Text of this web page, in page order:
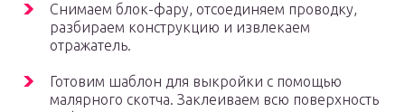
Снимаем блок-фару, отсоединяем проводку,
разбираем конструкцию и извлекаем
отражатель.
Готовим шаблон для выкройки с помощью
малярного скотча. Заклеиваем всю поверхность